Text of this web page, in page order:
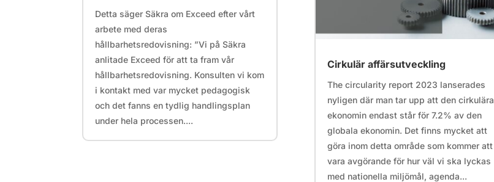
Detta säger Säkra om Exceed efter vårt
arbete med deras
hållbarhetsredovisning: ”Vi på Säkra
anlitade Exceed för att ta fram vår
hållbarhetsredovisning. Konsulten vi kom
i kontakt med var mycket pedagogisk
och det fanns en tydlig handlingsplan
under hela processen....
Cirkulär affärsutveckling
The circularity report 2023 lanserades
nyligen där man tar upp att den cirkulära
ekonomin endast står för 7.2% av den
globala ekonomin. Det finns mycket att
göra inom detta område som kommer att
vara avgörande för hur väl vi ska lyckas
med nationella miljömål, agenda...